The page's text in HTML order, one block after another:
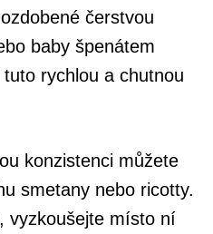
čerstvou
baby špenátem
rychlou a chutnou
konzistenci můžete
smetany nebo ricotty.
vyzkoušejte místo ní